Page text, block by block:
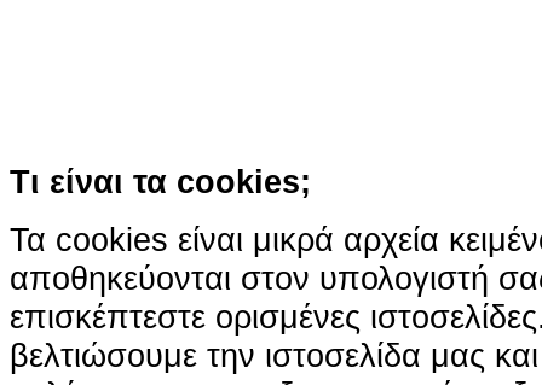
Τι είναι τα cookies;
Τα cookies είναι μικρά αρχεία
αποθηκεύονται στον υπολογιστή
επισκέπτεστε ορισμένες
βελτιώσουμε την ιστοσελίδα μας